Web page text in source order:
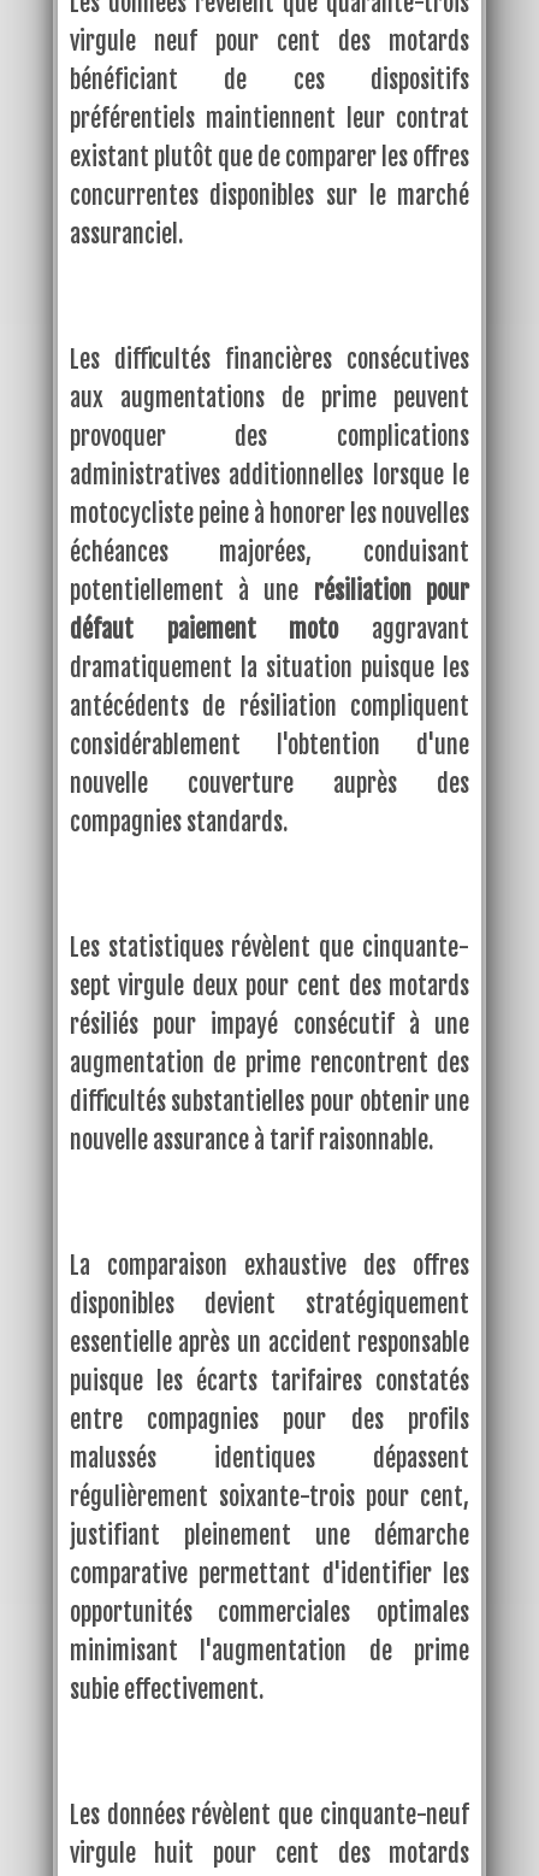
virgule neuf pour cent des motards
bénéficiant de ces dispositifs
préférentiels maintiennent leur contrat
existant plutôt que de comparer les offres
concurrentes disponibles sur le marché
assuranciel.
Les difficultés financières consécutives
aux augmentations de prime peuvent
provoquer des complications
administratives additionnelles lorsque le
motocycliste peine à honorer les nouvelles
échéances majorées, conduisant
potentiellement à une résiliation pour
défaut paiement motoaggravant
dramatiquement la situation puisque les
antécédents de résiliation compliquent
considérablement l'obtention d'une
nouvelle couverture auprès des
compagnies standards.
Les statistiques révèlent que cinquante-
sept virgule deux pour cent des motards
résiliés pour impayé consécutif à une
augmentation de prime rencontrent des
difficultés substantielles pour obtenir une
nouvelle assurance à tarif raisonnable.
La comparaison exhaustive des offres
disponibles devient stratégiquement
essentielle après un accident responsable
puisque les écarts tarifaires constatés
entre compagnies pour des profils
malussés identiques dépassent
régulièrement soixante-trois pour cent,
justifiant pleinement une démarche
comparative permettant d'identifier les
opportunités commerciales optimales
minimisant l'augmentation de prime
subie effectivement.
Les données révèlent que cinquante-neuf
virgule huit pour cent des motards